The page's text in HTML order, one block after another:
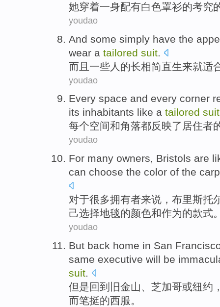
她穿着一身配有白色罩衫的考究
youdao
And some simply have the
wear a tailored suit
而且 一些人 的长相简直生来就适
youdao
Every space and every corner
its inhabitants like a tailored suit
每个空间和角落都反映了居住者
youdao
For many owners, Bristols are
can choose the color of the
对于很多拥有者来说，布里斯托
己选择地毯的颜色和作为的款式
youdao
But back home in San
same executive will be
suit.
但是回到 旧金山、 芝加哥或纽约
而笔挺的西服。